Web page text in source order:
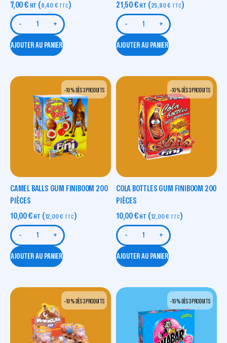
7,00€ HT (8,40 € TTC)
- +
AJOUTER AU PANIER
21,50€ HT (25,80€ TTC)
- +
AJOUTER AU PANIER
-10 % DÈS 3 PRODUITS
CAMEL BALLS GUM FINIBOOM 200
PIÈCES
10,00€ HT (12,00€ TTC)
- +
AJOUTER AU PANIER
-10 % DÈS 3 PRODUITS
COLA BOTTLES GUM FINIBOOM 200
PIÈCES
10,00€ HT (12,00€ TTC)
- +
AJOUTER AU PANIER
-10 % DÈS 3 PRODUITS -10 % DÈS 3 PRODUITS